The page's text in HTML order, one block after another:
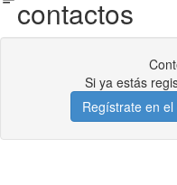
contactos
Si ya estás
Regístrate en